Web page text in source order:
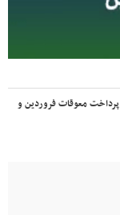
پرداخت معوقات فروردین و